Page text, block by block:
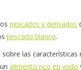
pescados y derivados
pescado blanco.
las
alimento rico en yodo